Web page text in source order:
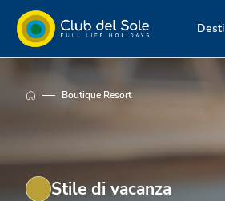
Dove
andare in
servizi
Vivi la
come
Boutique Resort
Stile di vacanza